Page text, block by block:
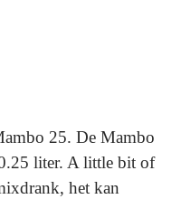
25. De Mambo
liter. A little bit of
het kan